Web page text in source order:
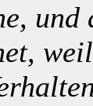
und